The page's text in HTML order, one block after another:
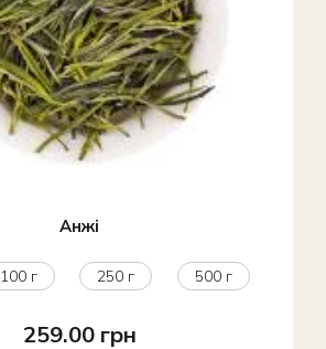
Анжі
100 г 250 г 500 г
259.00 грн